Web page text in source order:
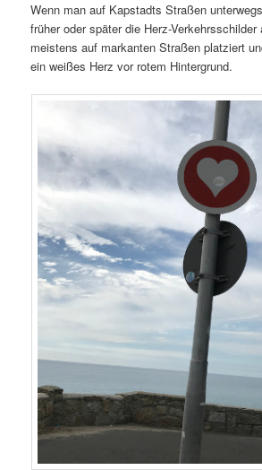
Wenn man auf Kapstadts Straßen
früher oder später die Herz-
meistens auf markanten Straßen platziert
ein weißes Herz vor rotem Hintergrund.